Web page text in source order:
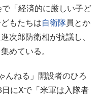
「経済的に厳しい子ど
もたちは自衛隊員とか
次郎防衛相が抗議し、
めている。
んねる」開設者のひろ
にXで「米軍は入隊者